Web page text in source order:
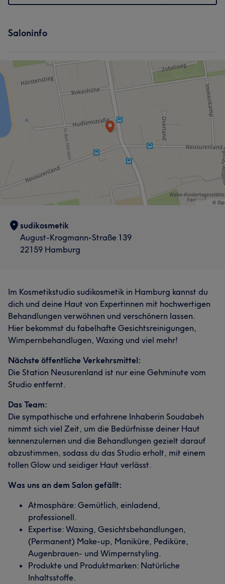
Saloninfo
sudikosmetik
August-Krogmann-Straße 139
22159 Hamburg
Im Kosmetikstudio sudikosmetik in Hamburg kannst du
dich und deine Haut von Expertinnen mit hochwertigen
Behandlungen verwöhnen und verschönern lassen.
Hier bekommst du fabelhafte Gesichtsreinigungen,
Wimpernbehandlugen, Waxing und viel mehr!
Nächste öffentliche Verkehrsmittel:
Die Station Neusurenland ist nur eine Gehminute vom
Studio entfernt.
Das Team:
Die sympathische und erfahrene Inhaberin Soudabeh
nimmt sich viel Zeit, um die Bedürfnisse deiner Haut
kennenzulernen und die Behandlungen gezielt darauf
abzustimmen, sodass du das Studio erholt, mit einem
tollen Glow und seidiger Haut verlässt.
Was uns an dem Salon gefällt:
Atmosphäre: Gemütlich, einladend,
professionell.
Expertise: Waxing, Gesichtsbehandlungen,
(Permanent) Make-up, Maniküre, Pediküre,
Augenbrauen- und Wimpernstyling.
Produkte und Produktmarken: Natürliche
Inhaltsstoffe.